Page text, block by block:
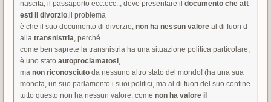
nascita, il passaporto ecc.ecc.., deve presentare il documento che att
esti il divorzio,il problema
è che il suo documento di divorzio, non ha nessun valore al di fuori d
alla transnistria, perché
come ben saprete la transnistria ha una situazione politica particolare,
è uno stato autoproclamatosi,
ma non riconosciuto da nessuno altro stato del mondo! (ha una sua
moneta, un suo parlamento i suoi politici, ma al di fuori del suo confine
tutto questo non ha nessun valore, come non ha valore il